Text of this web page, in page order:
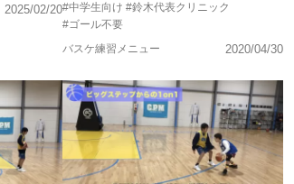
2025/02/20#中学生向け #鈴木代表クリニック
#ゴール不要
バスケ練習メニュー
2020/04/30